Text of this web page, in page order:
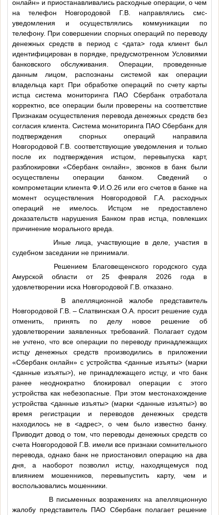
онлайн» и приостанавливались расходные операции, о чем
на телефон Новгородовой Г.В. направлялись смс-
уведомления и осуществлялись коммуникации по
телефону. При совершении спорных операций по переводу
денежных средств в период с<дата> года клиент был
идентифицирован в порядке, предусмотренном Условиями
банковского обслуживания. Операции, проведенные
данным лицом, распознаны системой как операции
владельца карт. При обработке операций по счету карты
истца система мониторинга ПАО Сбербанк отработала
корректно, все операции были проверены на соответствие
Признакам осуществления перевода денежных средств без
согласия клиента. Система мониторинга ПАО Сбербанк для
подтверждения спорных операций направила
Новгородовой Г.В. соответствующие уведомления и только
после их подтверждения истцом, перевыпуска карт,
разблокировки «Сбербанк онлайн», звонков в банк были
осуществлены операции банком. Сведений о
компрометации клиента Ф.И.О.26 или его счетов в банке на
момент осуществления Новгородовой Г.А. расходных
операций не имелось. Истцом не предоставлено
доказательств нарушения Банком прав истца, повлекших
причинение морального вреда.
Иные лица, участвующие в деле, участия в
судебном заседании не принимали.
Решением Благовещенского городского суда
Амурской области от 25 февраля 2026 года в
удовлетворении иска Новгородовой Г.В. отказано.
В апелляционной жалобе представитель
Новгородовой Г.В. – Слатвинская О.А. просит решение суда
отменить, принять по делу новое решение об
удовлетворении заявленных требований. Полагает судом
не учтено, что все операции по переводу принадлежащих
истцу денежных средств производились в приложении
«Сбербанк онлайн» с устройства<данные изъяты>(марки
<данные изъяты>), не принадлежащего истцу, и что банк
ранее неоднократно блокировал операции с этого
устройства как небезопасные. При этом местонахождение
устройства <данные изъяты>(марки <данные изъяты>) во
время регистрации и переводов денежных средств
находилось не в <адрес>, о чем было известно банку.
Приводит довод о том, что переводы денежных средств со
счета Новгородовой Г.В. имели все признаки сомнительного
перевода, однако банк не приостановил операцию на два
дня, а наоборот позволил истцу, находящемуся под
влиянием мошенников, перевыпустить карту, чем и
воспользовались мошенники.
В письменных возражениях на апелляционную
жалобу представитель ПАО Сбербанк полагает решение